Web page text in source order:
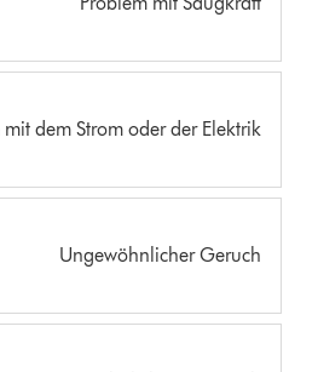
mit dem Strom oder der Elektrik
Ungewöhnlicher Geruch